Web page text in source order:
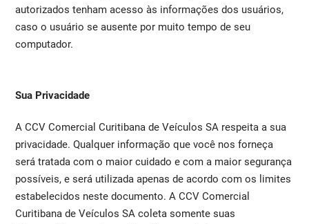
autorizados tenham acesso às informações dos usuários,
caso o usuário se ausente por muito tempo de seu
computador.
Sua Privacidade
A CCV Comercial Curitibana de Veículos SA respeita a sua
privacidade. Qualquer informação que você nos forneça
será tratada com o maior cuidado e com a maior segurança
possíveis, e será utilizada apenas de acordo com os limites
estabelecidos neste documento. A CCV Comercial
Curitibana de Veículos SA coleta somente suas